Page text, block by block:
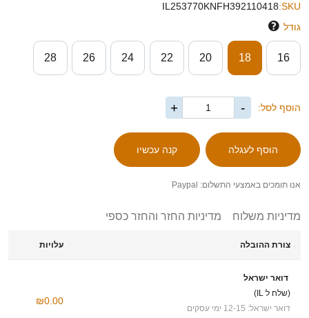
SKU:
IL253770KNFH392110418
גודל
16
18
20
22
24
26
28
הוסף לסל: -
+
אנו תומכים באמצעי התשלום: Paypal
מדיניות משלוח מדיניות החזר והחזר כספי
צורת ההובלה עלויות
דואר ישראל
(שלח ל IL)
דואר ישראל: 12-15 ימי עסקים
₪0.00